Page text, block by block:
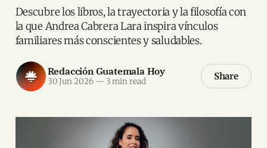
Descubre los libros, la trayectoria y la filosofía con
la que Andrea Cabrera Lara inspira vínculos
familiares más conscientes y saludables.
Redacción Guatemala Hoy
30 Jun 2026 — 3 min read Share